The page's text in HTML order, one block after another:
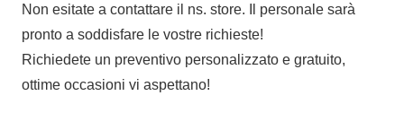
originale
era:
€156,00.
attuale
è:
€127,92.
Non esitate a contattare il ns. store. Il personale sarà
pronto a soddisfare le vostre richieste!
Richiedete un preventivo personalizzato e gratuito,
ottime occasioni vi aspettano!